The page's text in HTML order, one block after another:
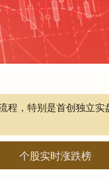
程，特别是首创独立实
个股实时涨跌榜